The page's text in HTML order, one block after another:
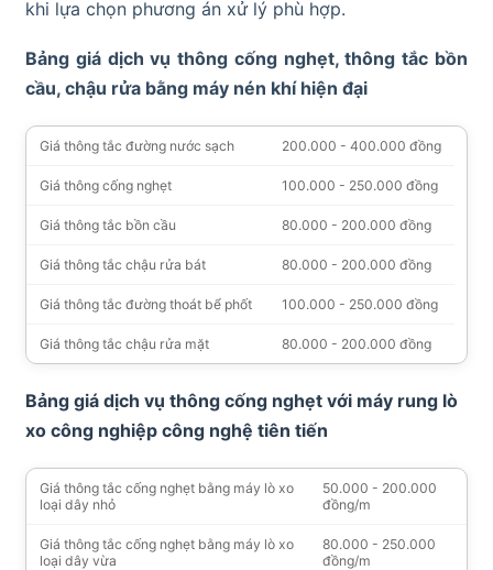
khi lựa chọn phương án xử lý phù hợp.
Bảng giá dịch vụ thông cống nghẹt, thông tắc bồn
cầu, chậu rửa bằng máy nén khí hiện đại
Giá thông tắc đường nước sạch 200.000 - 400.000 đồng
Giá thông cống nghẹt 100.000 - 250.000 đồng
Giá thông tắc bồn cầu 80.000 - 200.000 đồng
Giá thông tắc chậu rửa bát 80.000 - 200.000 đồng
Giá thông tắc đường thoát bể phốt 100.000 - 250.000 đồng
Giá thông tắc chậu rửa mặt 80.000 - 200.000 đồng
Bảng giá dịch vụ thông cống nghẹt với máy rung lò
xo công nghiệp công nghệ tiên tiến
Giá thông tắc cống nghẹt bằng máy lò xo
loại dây nhỏ
50.000 - 200.000
đồng/m
Giá thông tắc cống nghẹt bằng máy lò xo
loại dây vừa
80.000 - 250.000
đồng/m